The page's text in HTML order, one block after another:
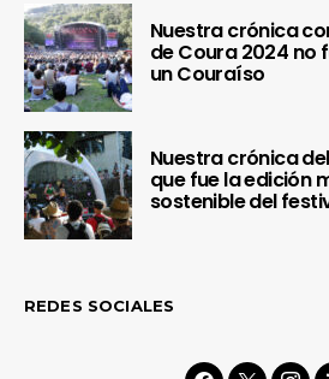
Nuestra crónica
de Coura 2024 no
un Couraíso
Nuestra crónica
que fue la edición
sostenible del
REDES SOCIALES